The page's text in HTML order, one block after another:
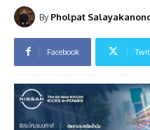
By Pholpat
Facebook